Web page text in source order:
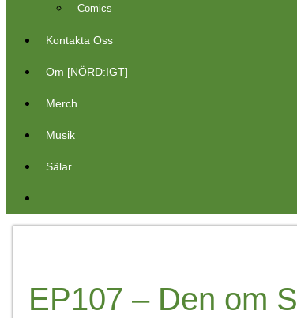
Comics
Kontakta Oss
Om [NÖRD:IGT]
Merch
Musik
Sälar
EP107 – Den om